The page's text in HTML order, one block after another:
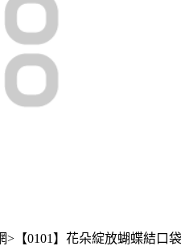
網>【0101】花朵綻放蝴蝶結